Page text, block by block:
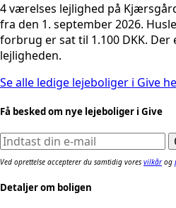
4 værelses lejlighed på
fra den 1. september 2026.
forbrug er sat til 1.100 DKK.
lejligheden.
Se alle ledige lejeboliger i Give
Få besked om nye lejeboliger i Give
Ved oprettelse accepterer du samtidig vores vilkårog
Detaljer om boligen